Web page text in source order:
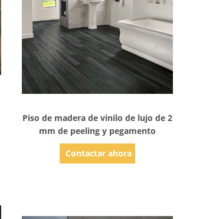
Piso de madera de vinilo de lujo de 2
mm de peeling y pegamento
Contactar ahora